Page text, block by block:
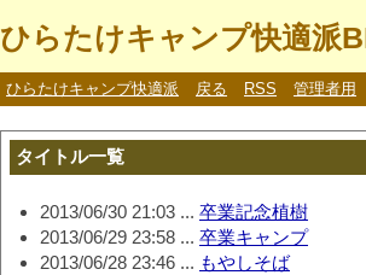
ひらたけキャンプ快適派
ひらたけキャンプ快適派 戻る RSS 管理者用
タイトル一覧
2013/06/30 21:03 ... 卒業記念植樹
2013/06/29 23:58 ... 卒業キャンプ
2013/06/28 23:46 ... もやしそば